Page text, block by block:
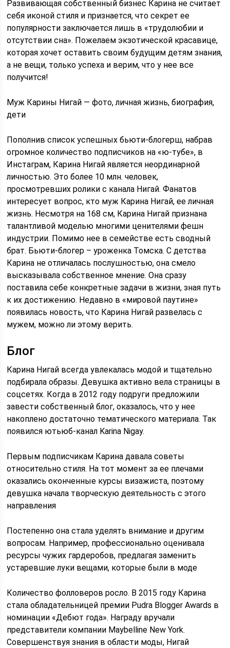
Развивающая собственный бизнес Карина не считает
себя иконой стиля и признается, что секрет ее
популярности заключается лишь в «трудолюбии и
отсутствии сна». Пожелаем экзотической красавице,
которая хочет оставить своим будущим детям знания,
а не вещи, только успеха и верим, что у нее все
получится!
Муж Карины Нигай — фото, личная жизнь, биография,
дети
Пополнив список успешных бьюти-блогерш, набрав
огромное количество подписчиков на «ю-тубе», в
Инстаграм, Карина Нигай является неординарной
личностью. Это более 10 млн. человек,
просмотревших ролики с канала Нигай. Фанатов
интересует вопрос, кто муж Карина Нигай, ее личная
жизнь. Несмотря на 168 см, Карина Нигай признана
талантливой моделью многими ценителями фешн
индустрии. Помимо нее в семействе есть сводный
брат. Бьюти-блогер – уроженка Томска. С детства
Карина не отличалась послушностью, она смело
высказывала собственное мнение. Она сразу
поставила себе конкретные задачи в жизни, зная путь
к их достижению. Недавно в «мировой паутине»
появилась новость, что Карина Нигай развелась с
мужем, можно ли этому верить.
Блог
Карина Нигай всегда увлекалась модой и тщательно
подбирала образы. Девушка активно вела страницы в
соцсетях. Когда в 2012 году подруги предложили
завести собственный блог, оказалось, что у нее
накоплено достаточно тематического материала. Так
появился ютьюб-канал Karina Nigay.
Первым подписчикам Карина давала советы
относительно стиля. На тот момент за ее плечами
оказались оконченные курсы визажиста, поэтому
девушка начала творческую деятельность с этого
направления
Постепенно она стала уделять внимание и другим
вопросам. Например, профессионально оценивала
ресурсы чужих гардеробов, предлагая заменить
устаревшие луки вещами, которые были в моде
Количество фолловеров росло. В 2015 году Карина
стала обладательницей премии Pudra Blogger Awards в
номинации «Дебют года». Награду вручали
представители компании Maybelline New York.
Совершенствуя знания в области моды, Нигай